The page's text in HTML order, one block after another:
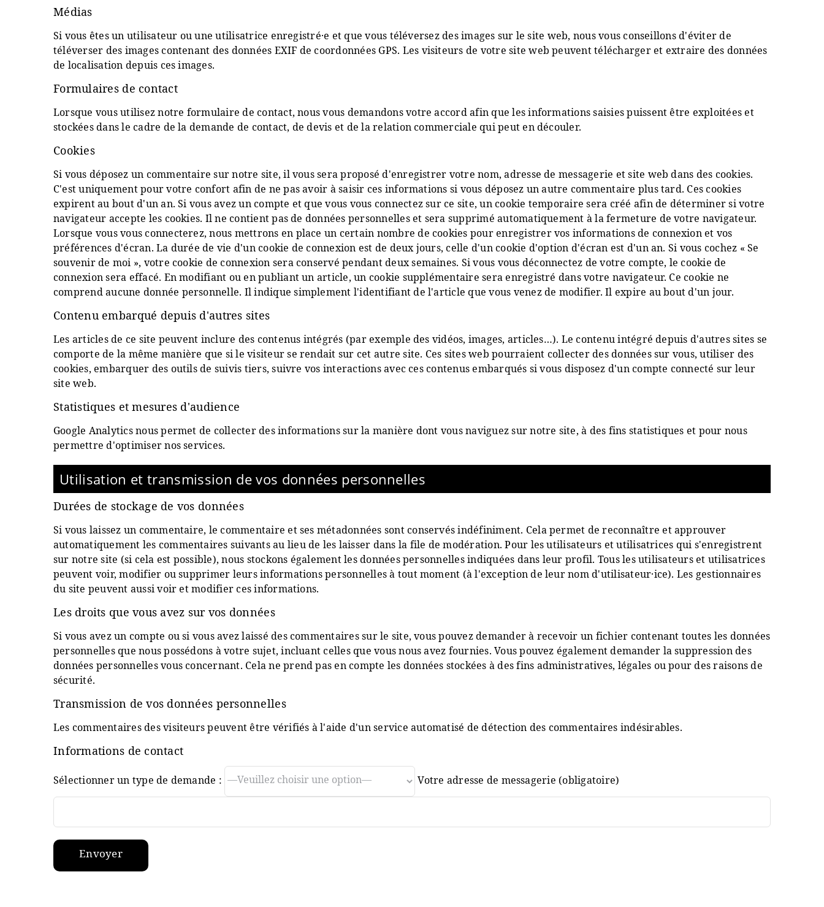
Médias
Si vous êtes un utilisateur ou une utilisatrice enregistré·e et que vous téléversez des images sur le site web, nous vous conseillons d'éviter de
téléverser des images contenant des données EXIF de coordonnées GPS. Les visiteurs de votre site web peuvent télécharger et extraire des données
de localisation depuis ces images.
Formulaires de contact
Lorsque vous utilisez notre formulaire de contact, nous vous demandons votre accord afin que les informations saisies puissent être exploitées et
stockées dans le cadre de la demande de contact, de devis et de la relation commerciale qui peut en découler.
Cookies
Si vous déposez un commentaire sur notre site, il vous sera proposé d'enregistrer votre nom, adresse de messagerie et site web dans des cookies.
C'est uniquement pour votre confort afin de ne pas avoir à saisir ces informations si vous déposez un autre commentaire plus tard. Ces cookies
expirent au bout d'un an. Si vous avez un compte et que vous vous connectez sur ce site, un cookie temporaire sera créé afin de déterminer si votre
navigateur accepte les cookies. Il ne contient pas de données personnelles et sera supprimé automatiquement à la fermeture de votre navigateur.
Lorsque vous vous connecterez, nous mettrons en place un certain nombre de cookies pour enregistrer vos informations de connexion et vos
préférences d'écran. La durée de vie d'un cookie de connexion est de deux jours, celle d'un cookie d'option d'écran est d'un an. Si vous cochez « Se
souvenir de moi », votre cookie de connexion sera conservé pendant deux semaines. Si vous vous déconnectez de votre compte, le cookie de
connexion sera effacé. En modifiant ou en publiant un article, un cookie supplémentaire sera enregistré dans votre navigateur. Ce cookie ne
comprend aucune donnée personnelle. Il indique simplement l'identifiant de l'article que vous venez de modifier. Il expire au bout d'un jour.
Contenu embarqué depuis d'autres sites
Les articles de ce site peuvent inclure des contenus intégrés (par exemple des vidéos, images, articles…). Le contenu intégré depuis d'autres sites se
comporte de la même manière que si le visiteur se rendait sur cet autre site. Ces sites web pourraient collecter des données sur vous, utiliser des
cookies, embarquer des outils de suivis tiers, suivre vos interactions avec ces contenus embarqués si vous disposez d'un compte connecté sur leur
site web.
Statistiques et mesures d'audience
Google Analyticsnous permet de collecter des informations sur la manière dont vous naviguez sur notre site, à des fins statistiques et pour nous
permettre d'optimiser nos services.
Utilisation et transmission de vos données personnelles
Durées de stockage de vos données
Si vous laissez un commentaire, le commentaire et ses métadonnées sont conservés indéfiniment. Cela permet de reconnaître et approuver
automatiquement les commentaires suivants au lieu de les laisser dans la file de modération. Pour les utilisateurs et utilisatrices qui s'enregistrent
sur notre site (si cela est possible), nous stockons également les données personnelles indiquées dans leur profil. Tous les utilisateurs et utilisatrices
peuvent voir, modifier ou supprimer leurs informations personnelles à tout moment (à l'exception de leur nom d'utilisateur·ice). Les gestionnaires
du site peuvent aussi voir et modifier ces informations.
Les droits que vous avez sur vos données
Si vous avez un compte ou si vous avez laissé des commentaires sur le site, vous pouvez demander à recevoir un fichier contenant toutes les données
personnelles que nous possédons à votre sujet, incluant celles que vous nous avez fournies. Vous pouvez également demander la suppression des
données personnelles vous concernant. Cela ne prend pas en compte les données stockées à des fins administratives, légales ou pour des raisons de
sécurité.
Transmission de vos données personnelles
Les commentaires des visiteurs peuvent être vérifiés à l'aide d'un service automatisé de détection des commentaires indésirables.
Informations de contact
Sélectionner un type de demande : Votre adresse de messagerie (obligatoire)